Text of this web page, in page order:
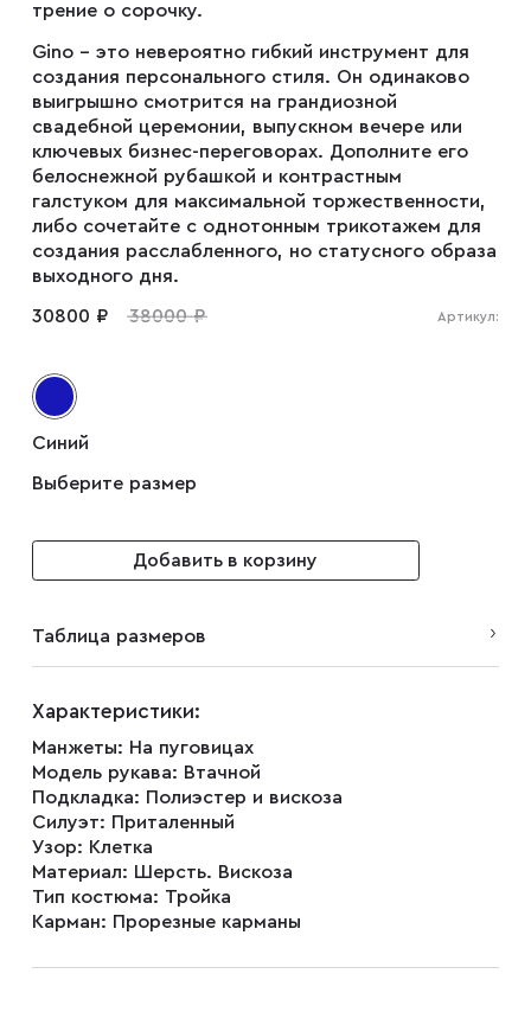
Зажимы для галстуков
Платки-паше
Ремни
Бабочки
трение о сорочку.
Gino – это невероятно гибкий инструмент для
создания персонального стиля. Он одинаково
выигрышно смотрится на грандиозной
свадебной церемонии, выпускном вечере или
ключевых бизнес-переговорах. Дополните его
белоснежной рубашкой и контрастным
галстуком для максимальной торжественности,
либо сочетайте с однотонным трикотажем для
создания расслабленного, но статусного образа
выходного дня.
30800 ₽ 38000 ₽ Артикул:
Синий
Выберите размер
Добавить в корзину
Таблица размеров
Характеристики:
Манжеты: На пуговицах
Модель рукава: Втачной
Подкладка: Полиэстер и вискоза
Силуэт: Приталенный
Узор: Клетка
Материал: Шерсть. Вискоза
Тип костюма: Тройка
Карман: Прорезные карманы